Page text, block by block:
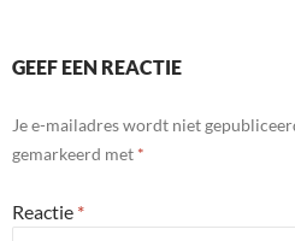
GEEF EEN REACTIE
Je e-mailadres wordt niet
gemarkeerd met *
Reactie *